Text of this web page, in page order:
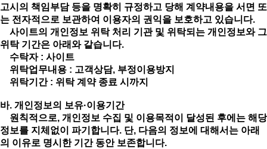
고시의 책임부담 등을 명확히 규정하고 당해 계약내용을 서면 또
는 전자적으로 보관하여 이용자의 권익을 보호하고 있습니다.
사이트의 개인정보 위탁 처리 기관 및 위탁되는 개인정보와 그
위탁 기간은 아래와 같습니다.
수탁자 : 사이트
위탁업무내용 : 고객상담, 부정이용방지
위탁기간 : 위탁 계약 종료 시까지
바. 개인정보의 보유·이용기간
원칙적으로, 개인정보 수집 및 이용목적이 달성된 후에는 해당
정보를 지체없이 파기합니다. 단, 다음의 정보에 대해서는 아래
의 이유로 명시한 기간 동안 보존합니다.